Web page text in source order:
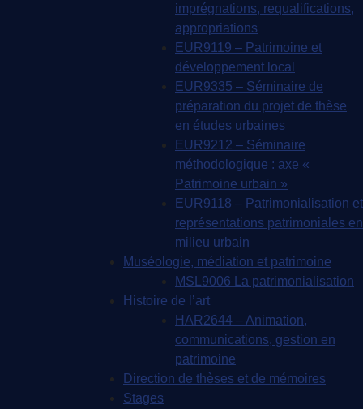
imprégnations, requalifications,
appropriations
EUR9119 – Patrimoine et
développement local
EUR9335 – Séminaire de
préparation du projet de thèse
en études urbaines
EUR9212 – Séminaire
méthodologique : axe «
Patrimoine urbain »
EUR9118 – Patrimonialisation et
représentations patrimoniales en
milieu urbain
Muséologie, médiation et patrimoine
MSL9006 La patrimonialisation
Histoire de l’art
HAR2644 – Animation,
communications, gestion en
patrimoine
Direction de thèses et de mémoires
Stages